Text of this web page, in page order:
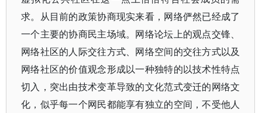
求。从目前的政策协商现实来看，网络俨然已经成了
一个主要的协商民主场域。网络论坛上的观点交锋、
网络社区的人际交往方式、网络空间的交往方式以及
网络社区的价值观念形成以一种独特的以技术性特点
切入，突出由技术变革导致的文化范式变迁的网络文
化，似乎每一个网民都能享有独立的空间，不受他人